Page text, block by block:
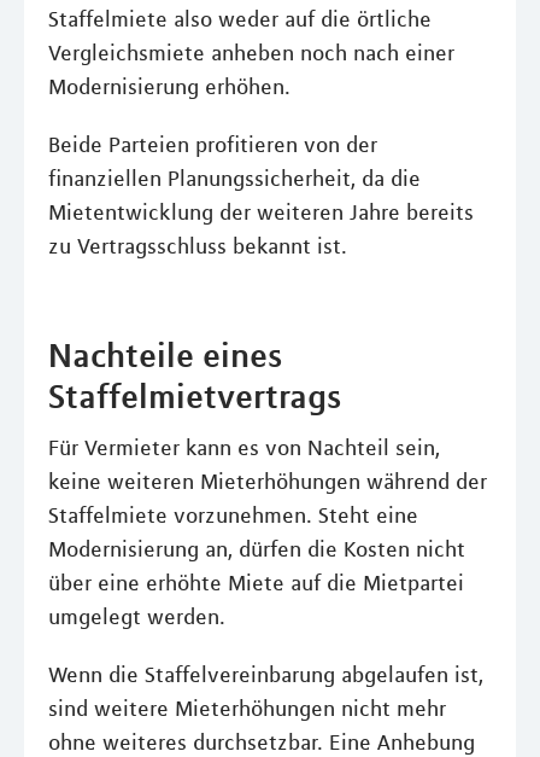
Staffelmiete also weder auf die örtliche
Vergleichsmiete anheben noch nach einer
Modernisierung erhöhen.
Beide Parteien profitieren von der
finanziellen Planungssicherheit, da die
Mietentwicklung der weiteren Jahre bereits
zu Vertragsschluss bekannt ist.
Nachteile eines
Staffelmietvertrags
Für Vermieter kann es von Nachteil sein,
keine weiteren Mieterhöhungen während der
Staffelmiete vorzunehmen. Steht eine
Modernisierung an, dürfen die Kosten nicht
über eine erhöhte Miete auf die Mietpartei
umgelegt werden.
Wenn die Staffelvereinbarung abgelaufen ist,
sind weitere Mieterhöhungen nicht mehr
ohne weiteres durchsetzbar. Eine Anhebung